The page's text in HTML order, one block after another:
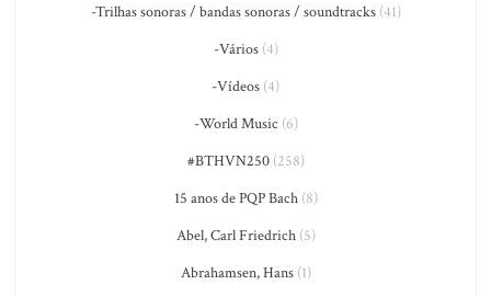
-Trilhas sonoras / bandas sonoras / soundtracks(41)
-Vários(4)
-Vídeos (4)
-World Music (6)
#BTHVN250(258)
15 anos de PQP Bach(8)
Abel, Carl Friedrich(5)
Abrahamsen, Hans(1)